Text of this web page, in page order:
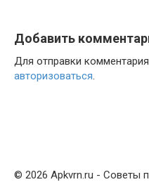
Добавить
Для отправки
авторизоваться.
© 2026 Apkvrn.ru - Советы